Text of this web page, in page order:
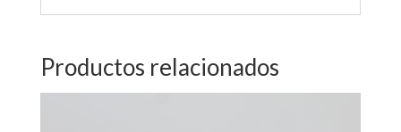
Productos relacionados